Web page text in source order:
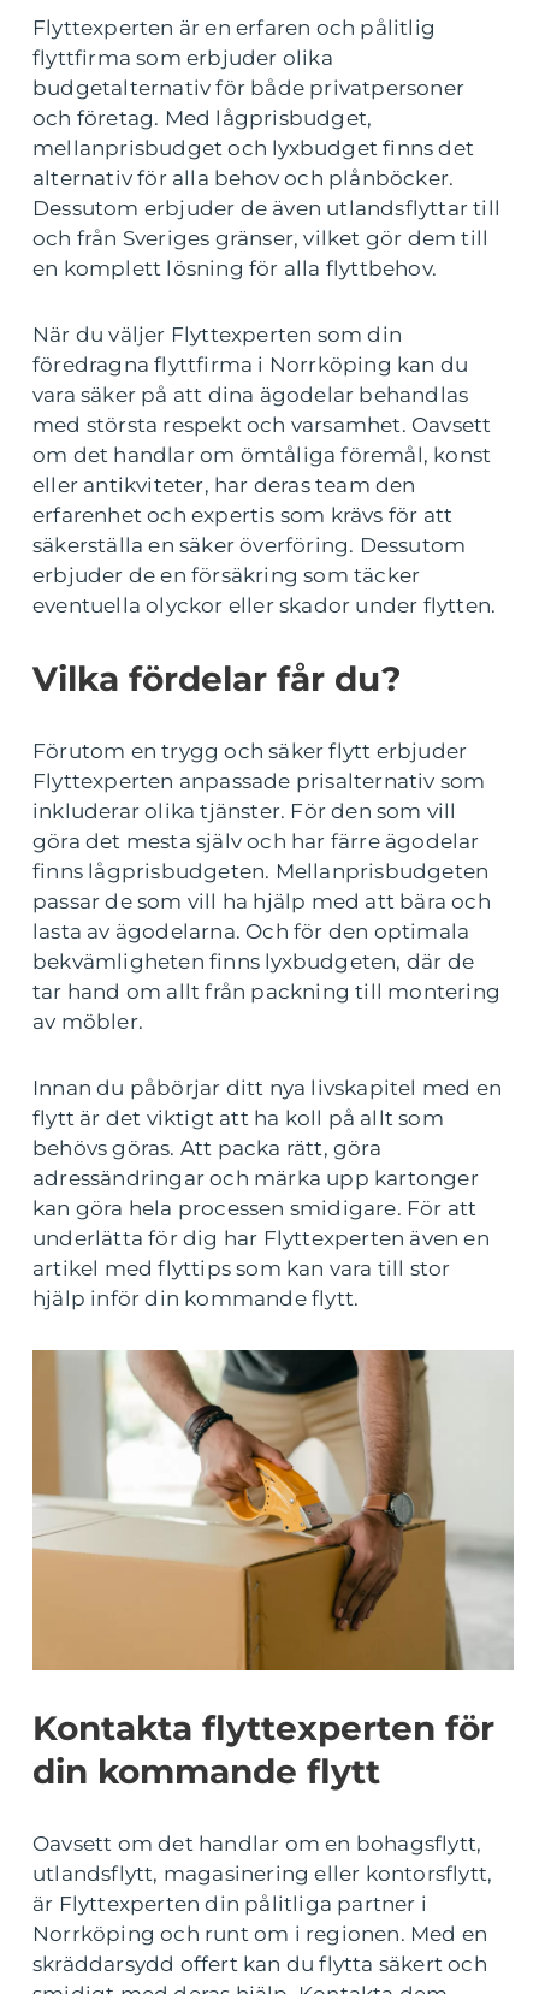
Flyttexperten är en erfaren och pålitlig
flyttfirma som erbjuder olika
budgetalternativ för både privatpersoner
och företag. Med lågprisbudget,
mellanprisbudget och lyxbudget finns det
alternativ för alla behov och plånböcker.
Dessutom erbjuder de även utlandsflyttar till
och från Sveriges gränser, vilket gör dem till
en komplett lösning för alla flyttbehov.
När du väljer Flyttexperten som din
föredragna flyttfirma i Norrköping kan du
vara säker på att dina ägodelar behandlas
med största respekt och varsamhet. Oavsett
om det handlar om ömtåliga föremål, konst
eller antikviteter, har deras team den
erfarenhet och expertis som krävs för att
säkerställa en säker överföring. Dessutom
erbjuder de en försäkring som täcker
eventuella olyckor eller skador under flytten.
Vilka fördelar får du?
Förutom en trygg och säker flytt erbjuder
Flyttexperten anpassade prisalternativ som
inkluderar olika tjänster. För den som vill
göra det mesta själv och har färre ägodelar
finns lågprisbudgeten. Mellanprisbudgeten
passar de som vill ha hjälp med att bära och
lasta av ägodelarna. Och för den optimala
bekvämligheten finns lyxbudgeten, där de
tar hand om allt från packning till montering
av möbler.
Innan du påbörjar ditt nya livskapitel med en
flytt är det viktigt att ha koll på allt som
behövs göras. Att packa rätt, göra
adressändringar och märka upp kartonger
kan göra hela processen smidigare. För att
underlätta för dig har Flyttexperten även en
artikel med flyttips som kan vara till stor
hjälp inför din kommande flytt.
Kontakta flyttexperten för
din kommande flytt
Oavsett om det handlar om en bohagsflytt,
utlandsflytt, magasinering eller kontorsflytt,
är Flyttexperten din pålitliga partner i
Norrköping och runt om i regionen. Med en
skräddarsydd offert kan du flytta säkert och